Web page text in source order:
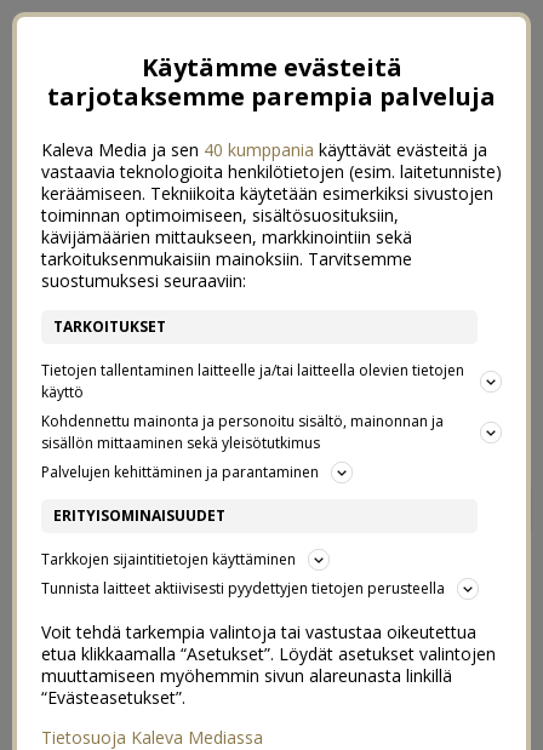
VOIHAN PÄIVÄKOTI SENTÄÄN
AJATUKSIA HELSINKI-LISÄN
LEIKKAUKSESTA JA
VAIKEASTA
PÄIVÄKOTITILANTEESTA
Käytämme evästeitä
tarjotaksemme parempia palveluja
Kaleva Media ja sen 40 kumppania käyttävät evästeitä ja
vastaavia teknologioita henkilötietojen (esim. laitetunniste)
keräämiseen. Tekniikoita käytetään esimerkiksi sivustojen
toiminnan optimoimiseen, sisältösuosituksiin,
kävijämäärien mittaukseen, markkinointiin sekä
tarkoituksenmukaisiin mainoksiin. Tarvitsemme
suostumuksesi seuraaviin:
TARKOITUKSET
Tietojen tallentaminen laitteelle ja/tai laitteella olevien tietojen
käyttö
Kohdennettu mainonta ja personoitu sisältö, mainonnan ja
sisällön mittaaminen sekä yleisötutkimus
Palvelujen kehittäminen ja parantaminen
ERITYISOMINAISUUDET
Tarkkojen sijaintitietojen käyttäminen
Tunnista laitteet aktiivisesti pyydettyjen tietojen perusteella
Voit tehdä tarkempia valintoja tai vastustaa oikeutettua
etua klikkaamalla “Asetukset”. Löydät asetukset valintojen
muuttamiseen myöhemmin sivun alareunasta linkillä
“Evästeasetukset”.
Tietosuoja Kaleva Mediassa